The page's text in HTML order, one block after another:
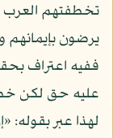
تخطفتهم
يرضون بإيمانهم
ففيه اعتراف
عليه حق لكن
لهذا عبر بقوله: